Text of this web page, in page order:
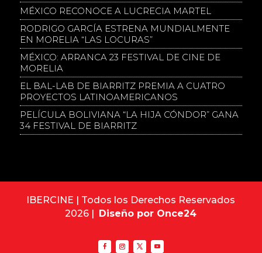
MÉXICO RECONOCE A LUCRECIA MARTEL
RODRIGO GARCÍA ESTRENA MUNDIALMENTE
EN MORELIA “LAS LOCURAS”
MÉXICO: ARRANCA 23 FESTIVAL DE CINE DE
MORELIA
EL BAL-LAB DE BIARRITZ PREMIA A CUATRO
PROYECTOS LATINOAMERICANOS
PELÍCULA BOLIVIANA “LA HIJA CÓNDOR” GANA
34 FESTIVAL DE BIARRITZ
IBERCINE | Todos los Derechos Reservados
2026 |
Diseño por Once24